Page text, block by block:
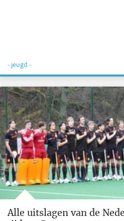
- jeugd -
Alle uitslagen van de